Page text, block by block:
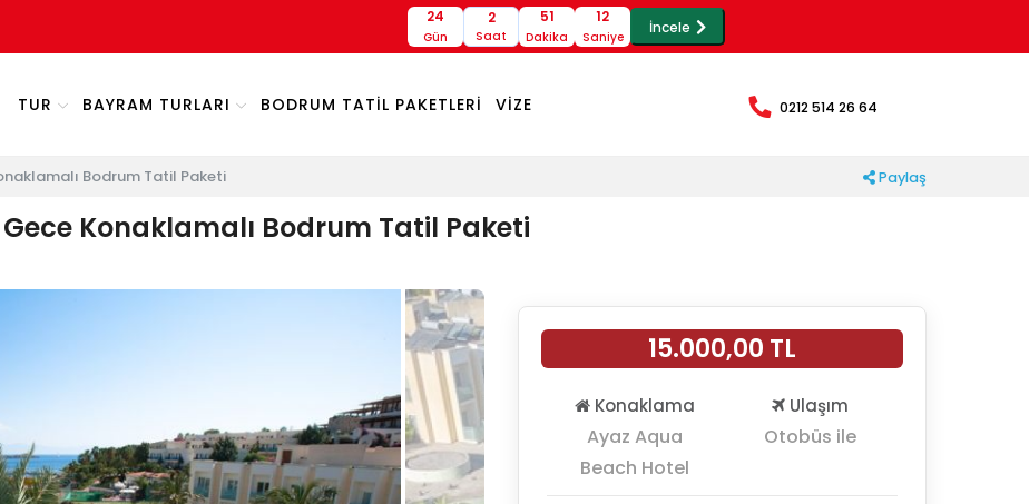
24
Gün
2
Saat
51
Dakika
10
Saniye
İncele
TUR BAYRAM TURLARI BODRUM TATİL PAKETLERİ VİZE 0212 514 26 64
Bodrum Tatil Paketi Paylaş
Konaklamalı Bodrum Tatil Paketi
15.000,00 TL
Konaklama
Ayaz Aqua
Beach Hotel
Ulaşım
Otobüs ile